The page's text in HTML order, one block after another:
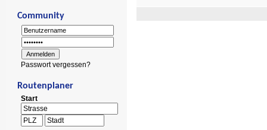
Community
Passwort vergessen?
Routenplaner
Start